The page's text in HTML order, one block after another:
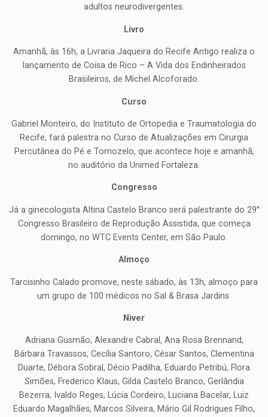
adultos neurodivergentes.
Livro
Amanhã, às 16h, a Livraria Jaqueira do Recife Antigo realiza o
lançamento de Coisa de Rico – A Vida dos Endinheirados
Brasileiros, de Michel Alcoforado.
Curso
Gabriel Monteiro, do Instituto de Ortopedia e Traumatologia do
Recife, fará palestra no Curso de Atualizações em Cirurgia
Percutânea do Pé e Tornozelo, que acontece hoje e amanhã,
no auditório da Unimed Fortaleza.
Congresso
Já a ginecologista Altina Castelo Branco será palestrante do 29°
Congresso Brasileiro de Reprodução Assistida, que começa
domingo, no WTC Events Center, em São Paulo.
Almoço
Tarcisinho Calado promove, neste sábado, às 13h, almoço para
um grupo de 100 médicos no Sal & Brasa Jardins.
Niver
Adriana Gusmão, Alexandre Cabral, Ana Rosa Brennand,
Bárbara Travassos, Cecília Santoro, César Santos, Clementina
Duarte, Débora Sobral, Décio Padilha, Eduardo Petribú, Flora
Simões, Frederico Klaus, Gilda Castelo Branco, Gerlândia
Bezerra, Ivaldo Reges, Lúcia Cordeiro, Luciana Bacelar, Luiz
Eduardo Magalhães, Marcos Silveira, Mário Gil Rodrigues Filho,